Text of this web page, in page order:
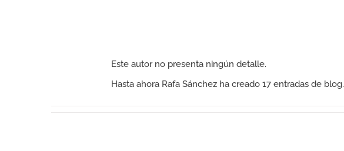
Este autor no presenta ningún detalle.
Hasta ahora Rafa Sánchez ha creado 17 entradas de blog.